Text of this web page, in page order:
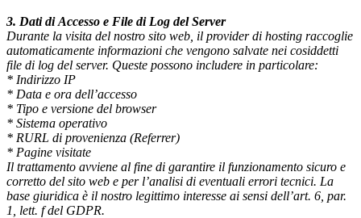
3. Dati di Accesso e File di Log del Server
Durante la visita del nostro sito web, il provider di hosting raccoglie
automaticamente informazioni che vengono salvate nei cosiddetti
file di log del server. Queste possono includere in particolare:
* Indirizzo IP
* Data e ora dell’accesso
* Tipo e versione del browser
* Sistema operativo
* RURL di provenienza (Referrer)
* Pagine visitate
Il trattamento avviene al fine di garantire il funzionamento sicuro e
corretto del sito web e per l’analisi di eventuali errori tecnici. La
base giuridica è il nostro legittimo interesse ai sensi dell’art. 6, par.
1, lett. f del GDPR.